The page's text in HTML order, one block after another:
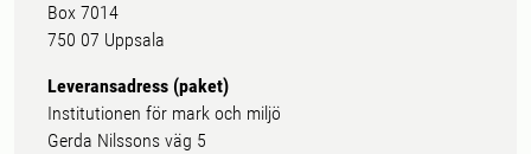
Box 7014
750 07 Uppsala
Leveransadress (paket)
Institutionen för mark och miljö
Gerda Nilssons väg 5